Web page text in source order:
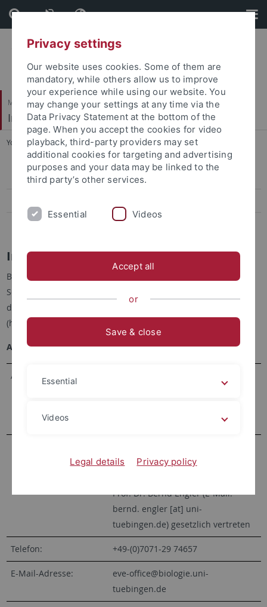
Skip
to
content
Skip
to
footer
Mathematisch-Naturwissenschaftliche Fakultät
Institut für Evolution und Ökologie
You are here: Startseite ... Impressum Twitter
Datenschutzerklärung Twitter
Twitter-Nutzungskonzept
Impressum
Bitte beachten Sie: Dieses Impressum gilt für den offiziellen
Social Media-Auftritt des Instituts für Evolution und Ökologie
der Universität Tübingen auf Twitter
(https://twitter.com/EvE_seminars).
Allgemeine Informationen gem. § 5 TMG, § 55 RStVG
Adresse:
Körperschaft des öffentlichen
Prof. Dr. Bernd Engler (E-Mail:
bernd. engler [at] uni-
tuebingen.de) gesetzlich vertreten
Telefon: +49-(0)7071-29 74657
E-Mail-Adresse:
eve-office@biologie.uni-
tuebingen.de
Privacy settings
Our website uses cookies. Some of them are
mandatory, while others allow us to improve
your experience while using our website. You
may change your settings at any time via the
Data Privacy Statement at the bottom of the
page. When you accept the cookies for video
playback, third-party providers may set
additional cookies for targeting and advertising
purposes and your data may be linked to the
third party’s other services.
Essential Videos
Accept all
or
Save & close
Essential
Videos
Legal details Privacy policy